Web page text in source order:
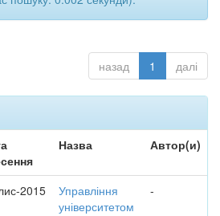
назад 1 далі
Назва Автор(и)
2015
Управління
університетом
-